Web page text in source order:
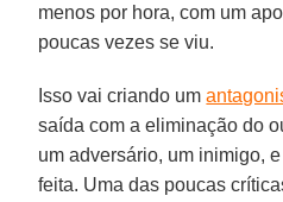
menos por hora, com um
poucas vezes se viu.
Isso vai criando um
saída com a eliminação do
um adversário, um inimigo,
feita. Uma das poucas